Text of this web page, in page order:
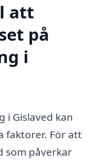
att
på
i
i Gislaved kan
faktorer. För att
som påverkar